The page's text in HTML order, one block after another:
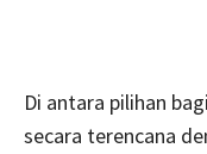
Di antara pilihan
secara terencana